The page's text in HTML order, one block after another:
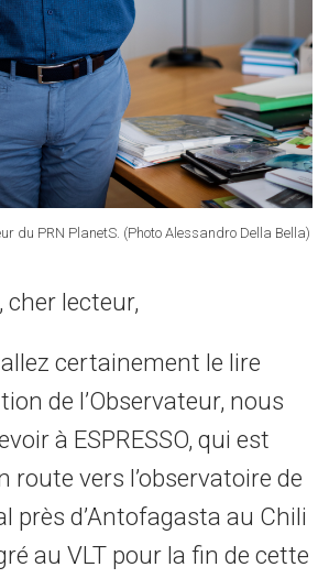
du PRN PlanetS. (Photo Alessandro Della Bella)
cher lecteur,
certainement le lire
de l’Observateur, nous
à ESPRESSO, qui est
route vers l’observatoire de
près d’Antofagasta au Chili
au VLT pour la fin de cette